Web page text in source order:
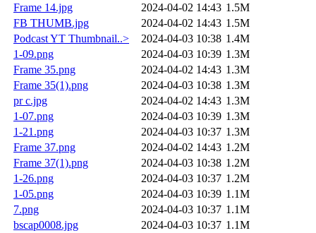
Frame 14.jpg
2024-04-02 14:43 1.5M
FB THUMB.jpg
2024-04-02 14:43 1.5M
Podcast YT Thumbnail..>
2024-04-03 10:38 1.4M
1-09.png
2024-04-03 10:39 1.3M
Frame 35.png
2024-04-02 14:43 1.3M
Frame 35(1).png
2024-04-03 10:38 1.3M
pr c.jpg
2024-04-02 14:43 1.3M
1-07.png
2024-04-03 10:39 1.3M
1-21.png
2024-04-03 10:37 1.3M
Frame 37.png
2024-04-02 14:43 1.2M
Frame 37(1).png
2024-04-03 10:38 1.2M
1-26.png
2024-04-03 10:37 1.2M
1-05.png
2024-04-03 10:39 1.1M
7.png
2024-04-03 10:37 1.1M
bscap0008.jpg
2024-04-03 10:37 1.1M